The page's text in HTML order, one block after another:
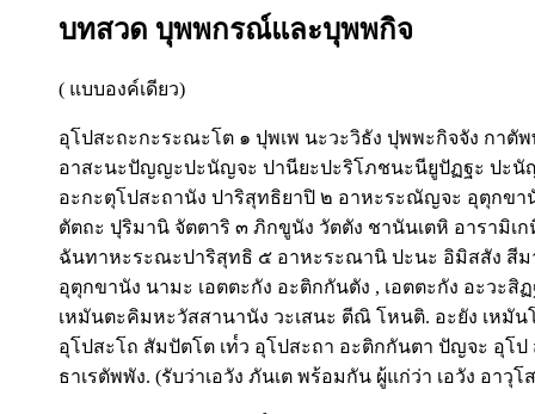
บทสวด บุพพกรณ์และบุพพกิจ
( แบบองค์เดียว)
อุโปสะถะกะระณะโต ๑ ปุพเพ นะวะวิธัง ปุพพะกิจจัง ก
อาสะนะปัญญะปะนัญจะ ปานียะปะริโภชนะนียูปัฏฐะ ปะ
อะกะตุโปสะถานัง ปาริสุทธิยาปิ ๒ อาหะระณัญจะ อุตุกข
ตัตถะ ปุริมานิ จัตตาริ ๓ ภิกขูนัง วัตตัง ชานันเตหิ อารามิ
ฉันทาหะระณะปาริสุทธิ ๕ อาหะระณานิ ปะนะ อิมิสสัง สี
อุตุกขานัง นามะ เอตตะกัง อะติกกันตัง , เอตตะกัง อะวะสิ
เหมันตะคิมหะวัสสานานัง วะเสนะ ตีณิ โหนติ. อะยัง เหมั
อุโปสะโถ สัมปัตโต เท๎ว อุโปสะถา อะติกกันตา ปัญจะ อุโ
ธาเรตัพพัง. (รับว่าเอวัง ภันเต พร้อมกัน ผู้แก่ว่า เอวัง อาวุโ